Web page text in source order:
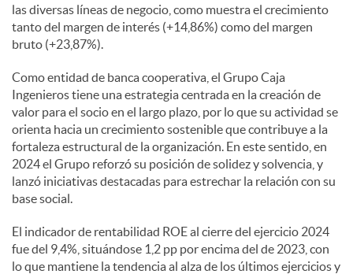
las diversas líneas de negocio, como muestra el crecimiento
tanto del margen de interés (+14,86%) como del margen
bruto (+23,87%).
Como entidad de banca cooperativa, el Grupo Caja
Ingenieros tiene una estrategia centrada en la creación de
valor para el socio en el largo plazo, por lo que su actividad se
orienta hacia un crecimiento sostenible que contribuye a la
fortaleza estructural de la organización. En este sentido, en
2024 el Grupo reforzó su posición de solidez y solvencia, y
lanzó iniciativas destacadas para estrechar la relación con su
base social.
El indicador de rentabilidad ROE al cierre del ejercicio 2024
fue del 9,4%, situándose 1,2 pp por encima del de 2023, con
lo que mantiene la tendencia al alza de los últimos ejercicios y